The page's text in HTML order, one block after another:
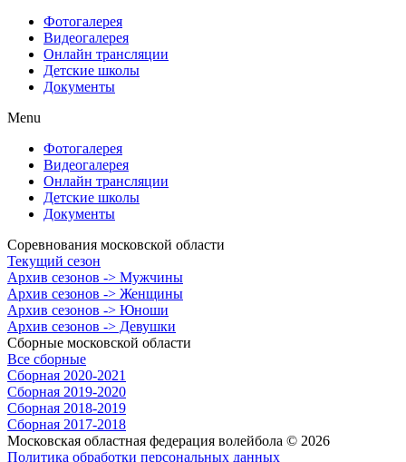
Фотогалерея
Видеогалерея
Онлайн трансляции
Детские школы
Документы
Menu
Фотогалерея
Видеогалерея
Онлайн трансляции
Детские школы
Документы
Соревнования московской области
Текущий сезон
Архив сезонов -> Мужчины
Архив сезонов -> Женщины
Архив сезонов -> Юноши
Архив сезонов -> Девушки
Сборные московской области
Все сборные
Сборная 2020-2021
Сборная 2019-2020
Сборная 2018-2019
Сборная 2017-2018
Московская областная федерация волейбола © 2026
Политика обработки персональных данных